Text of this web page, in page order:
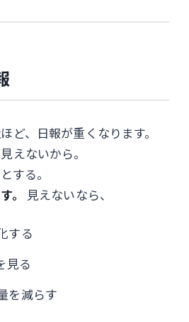
ど、日報が重くなります。
えないから。
する。
。
見えないなら、
する
見る
を減らす